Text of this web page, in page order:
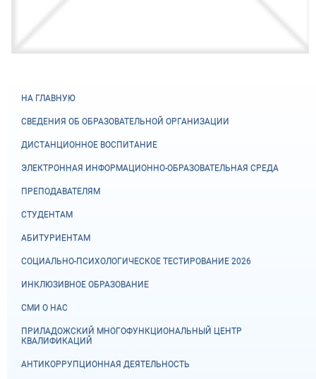
НА ГЛАВНУЮ
СВЕДЕНИЯ ОБ ОБРАЗОВАТЕЛЬНОЙ ОРГАНИЗАЦИИ
ДИСТАНЦИОННОЕ ВОСПИТАНИЕ
ЭЛЕКТРОННАЯ ИНФОРМАЦИОННО-ОБРАЗОВАТЕЛЬНАЯ СРЕДА
ПРЕПОДАВАТЕЛЯМ
СТУДЕНТАМ
АБИТУРИЕНТАМ
СОЦИАЛЬНО-ПСИХОЛОГИЧЕСКОЕ ТЕСТИРОВАНИЕ 2026
ИНКЛЮЗИВНОЕ ОБРАЗОВАНИЕ
СМИ О НАС
ПРИЛАДОЖСКИЙ МНОГОФУНКЦИОНАЛЬНЫЙ ЦЕНТР
КВАЛИФИКАЦИЙ
АНТИКОРРУПЦИОННАЯ ДЕЯТЕЛЬНОСТЬ